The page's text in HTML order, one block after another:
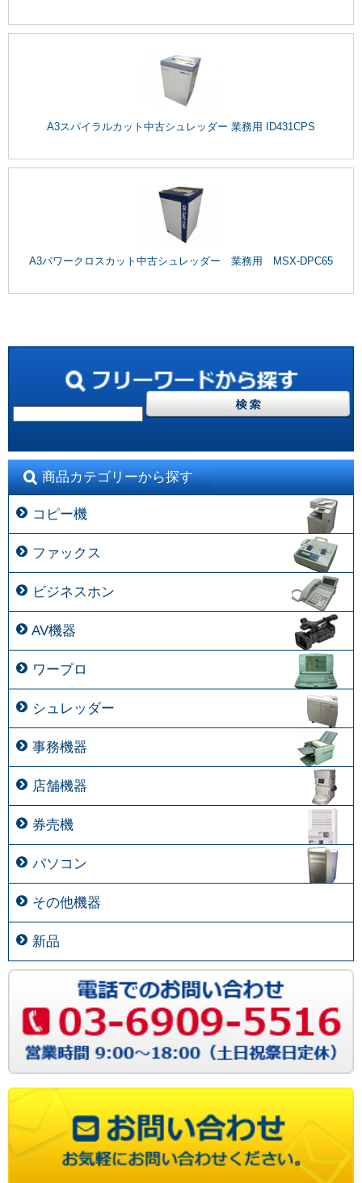
A3スパイラルカット中古シュレッダー 業務用 ID431CPS
A3パワークロスカット中古シュレッダー 業務用 MSX-DPC65
商品カテゴリーから探す
コピー機
ファックス
ビジネスホン
AV機器
ワープロ
シュレッダー
事務機器
店舗機器
券売機
パソコン
その他機器
新品